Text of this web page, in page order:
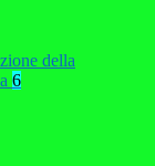
della
6